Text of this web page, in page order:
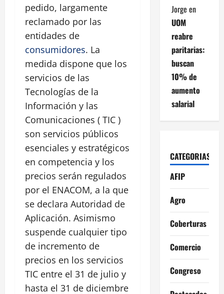
pedido, largamente
reclamado por las
entidades de
consumidores. La
medida dispone que los
servicios de las
Tecnologías de la
Información y las
Comunicaciones ( TIC )
son servicios públicos
esenciales y estratégicos
en competencia y los
precios serán regulados
por el ENACOM, a la que
se declara Autoridad de
Aplicación. Asimismo
suspende cualquier tipo
de incremento de
precios en los servicios
TIC entre el 31 de julio y
hasta el 31 de diciembre
Jorge en
UOM
reabre
paritarias:
buscan
10% de
aumento
salarial
CATEGORIAS
AFIP
Agro
Coberturas
Comercio
Congreso